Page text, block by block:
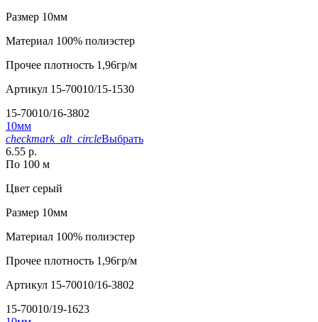
Размер 10мм
Материал 100% полиэстер
Прочее плотность 1,96гр/м
Артикул 15-70010/15-1530
15-70010/16-3802
10мм
checkmark_alt_circleВыбрать
6.55 р.
По 100 м
Цвет серый
Размер 10мм
Материал 100% полиэстер
Прочее плотность 1,96гр/м
Артикул 15-70010/16-3802
15-70010/19-1623